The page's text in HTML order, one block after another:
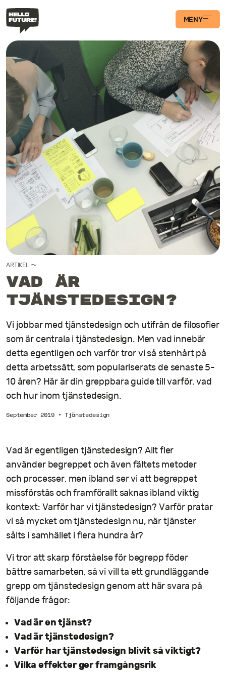
MENY
Våra Program
Case
Transformations­
podden
Artiklar
Filosofi
Kontakt
ARTIKEL〜
Vad är
tjänstedesign?
Vi jobbar med tjänstedesign och utifrån de filosofier
som är centrala i tjänstedesign. Men vad innebär
detta egentligen och varför tror vi så stenhårt på
detta arbetssätt, som populariserats de senaste 5-
10 åren? Här är din greppbara guide till varför, vad
och hur inom tjänstedesign.
September 2019•Tjänstedesign
Vad är egentligen tjänstedesign? Allt fler
använder begreppet och även fältets metoder
och processer, men ibland ser vi att begreppet
missförstås och framförallt saknas ibland viktig
kontext: Varför har vi tjänstedesign? Varför pratar
vi så mycket om tjänstedesign nu, när tjänster
sålts i samhället i flera hundra år?
Vi tror att skarp förståelse för begrepp föder
bättre samarbeten, så vi vill ta ett grundläggande
grepp om tjänstedesign genom att här svara på
följande frågor:
Vad är en tjänst?
Vad är tjänstedesign?
Varför har tjänstedesign blivit så viktigt?
Vilka effekter ger framgångsrik